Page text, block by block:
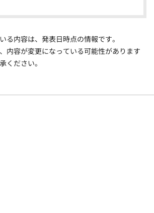
る内容は、発表日時点の情報です。
内容が変更になっている可能性があります
ください。